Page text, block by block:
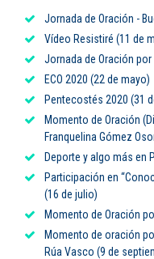
Jornada de Oración -
Vídeo Resistiré (11 de
Jornada de Oración
ECO 2020 (22 de mayo)
Pentecostés 2020 (31
Momento de Oración
Franquelina Gómez
Deporte y algo más en
Participación en
(16 de julio)
Momento de Oración
Momento de oración
Rúa Vasco (9 de
Empleo
Línea